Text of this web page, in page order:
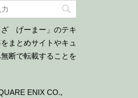
げーまー」のテキ
まとめサイトやキュ
断で転載することを
ENIX CO.,